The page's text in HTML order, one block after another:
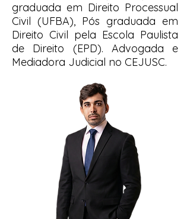
graduada em Direito Processual
Civil (UFBA), Pós graduada em
Direito Civil pela Escola Paulista
de Direito (EPD). Advogada e
Mediadora Judicial no CEJUSC.